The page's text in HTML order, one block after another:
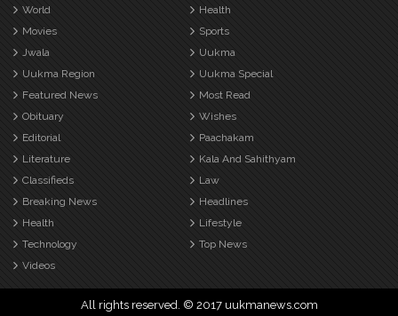
World
Health
Movies
Sports
Jwala
Uukma
Uukma Region
Uukma Special
Featured News
Most Read
Obituary
Wishes
Editorial
Paachakam
Literature
Kala And Sahithyam
Classifieds
Law
Breaking News
Headlines
Health
Lifestyle
Technology
Top News
Videos
All rights reserved. © 2017 uukmanews.com